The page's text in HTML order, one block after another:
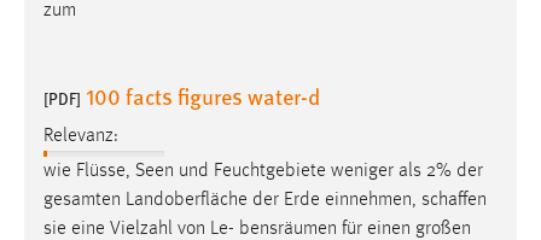
zum
[PDF] 100 facts figures water-d
Relevanz:
wie Flüsse, Seen und Feuchtgebiete weniger als 2% der
gesamten Landoberfläche der Erde einnehmen, schaffen
sie eine Vielzahl von Le- bensräumen für einen großen